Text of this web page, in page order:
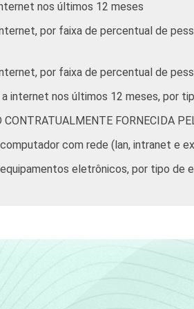
nos últimos 12 meses
por faixa de percentual de
por faixa de percentual de
internet nos últimos 12 meses, por
FORNECIDA
com rede (lan, intranet e
eletrônicos, por tipo de